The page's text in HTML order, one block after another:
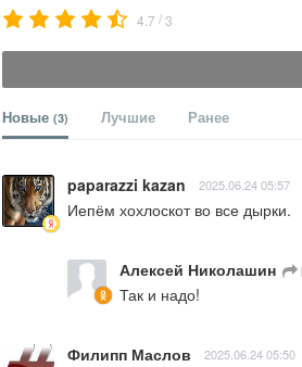
4.7 /3
Новые (3) Лучшие Ранее
paparazzi kazan 2025.06.24 05:57
Иепём хохлоскот во все дырки.
Алексей Николашин
Так и надо!
Филипп Маслов 2025.06.24 05:50